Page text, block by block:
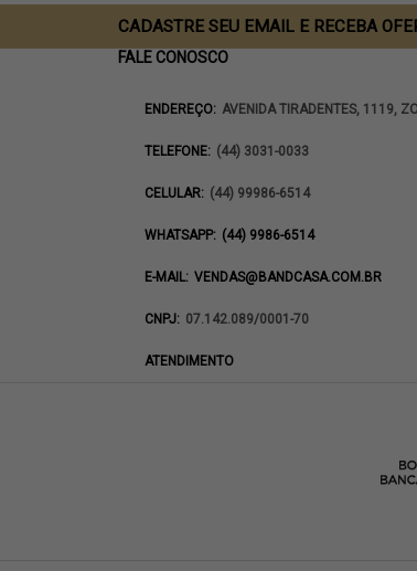
CADASTRE SEU EMAIL E RECEBA
FALE CONOSCO
ENDEREÇO: AVENIDA TIRADENTES, 1119,
TELEFONE: (44) 3031-0033
CELULAR: (44) 99986-6514
WHATSAPP: (44) 9986-6514
E-MAIL: VENDAS@BANDCASA.COM.BR
CNPJ: 07.142.089/0001-70
ATENDIMENTO